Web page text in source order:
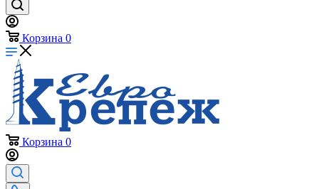
Корзина 0
Корзина 0